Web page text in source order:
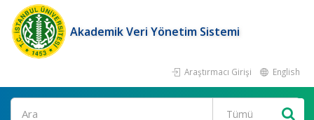
Akademik Veri Yönetim Sistemi
Araştırmacı Girişi English
Ara